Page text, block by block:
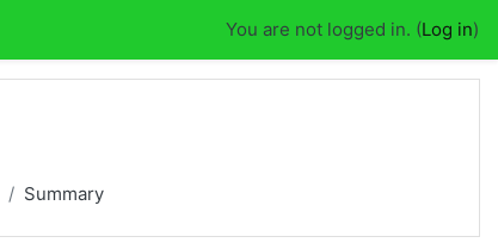
You are not logged in. (Log in)
Summary